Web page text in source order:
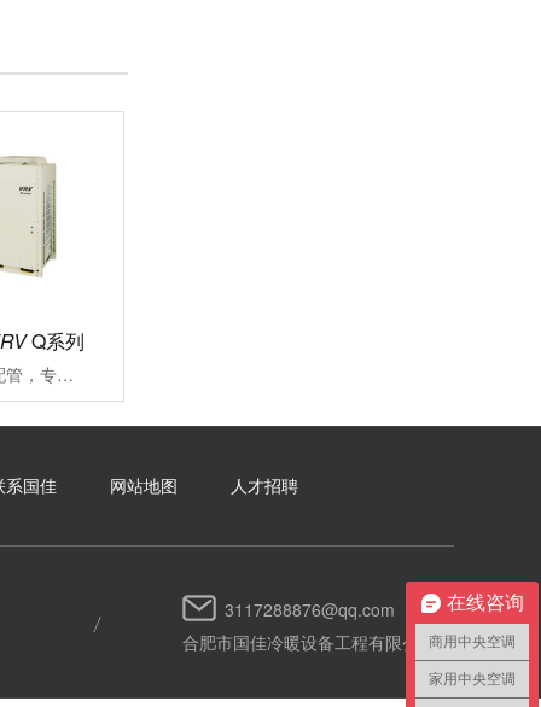
Q系列
可沿用既存冷媒配管，专注应对大楼空调改造施工周期长、投资成本高、内装修补流程繁琐一直是大楼空调改造过程中面临的难题VRV更新用Q系列能快捷对应各类改造项目的中央空调系统
系国佳 网站地图 人才招聘
3117288876@qq.com
合肥市国佳冷暖设备工程有限公司
在线咨询
商用中央空调
家用中央空调